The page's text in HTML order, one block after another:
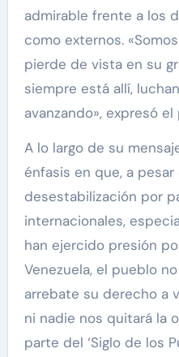
admirable frente a los
como externos.
pierde de vista en su
siempre está allí,
avanzando», expresó
A lo largo de su
énfasis en que, a
desestabilización por
internacionales,
han ejercido presión
Venezuela, el pueblo
arrebate su derecho a
ni nadie nos quitará la
parte del ‘Siglo de los